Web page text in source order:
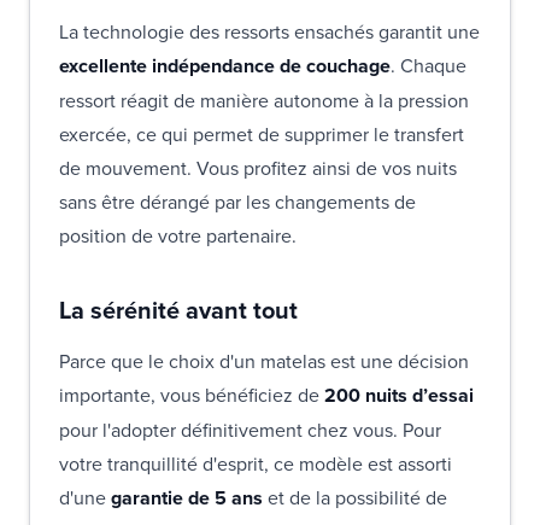
La technologie des ressorts ensachés garantit une
excellente indépendance de couchage. Chaque
ressort réagit de manière autonome à la pression
exercée, ce qui permet de supprimer le transfert
de mouvement. Vous profitez ainsi de vos nuits
sans être dérangé par les changements de
position de votre partenaire.
La sérénité avant tout
Parce que le choix d'un matelas est une décision
importante, vous bénéficiez de200 nuits d’essai
pour l'adopter définitivement chez vous. Pour
votre tranquillité d'esprit, ce modèle est assorti
d'unegarantie de 5 ans et de la possibilité de